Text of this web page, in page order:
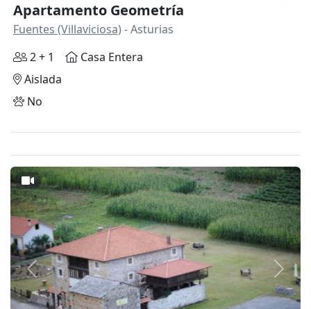
Apartamento Geometría
Fuentes (Villaviciosa) - Asturias
2 + 1
Casa Entera
Aislada
No
Anterior